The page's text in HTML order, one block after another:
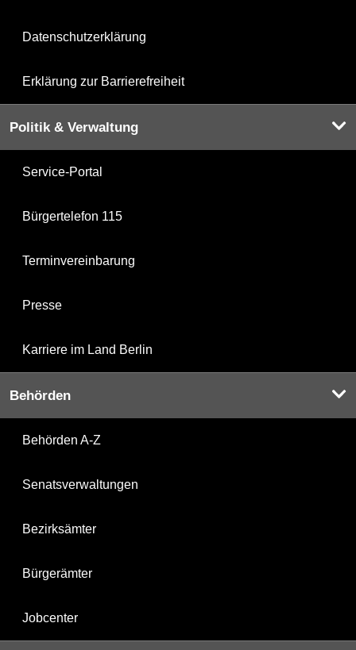
Datenschutzerklärung
Erklärung zur Barrierefreiheit
Politik & Verwaltung
Service-Portal
Bürgertelefon 115
Terminvereinbarung
Presse
Karriere im Land Berlin
Behörden
Behörden A-Z
Senatsverwaltungen
Bezirksämter
Bürgerämter
Jobcenter